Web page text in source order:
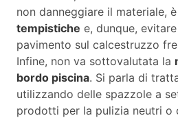
non danneggiare il materiale,
tempistiche e, dunque,
pavimento sul calcestruzzo
Infine, non va sottovalutata la
bordo piscina. Si parla di
utilizzando delle spazzole a
prodotti per la pulizia neutri o